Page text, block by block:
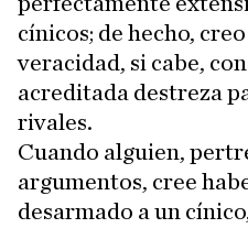
cínicos; de hecho,
veracidad, si cabe,
acreditada destreza
rivales.
Cuando alguien,
argumentos, cree
desarmado a un